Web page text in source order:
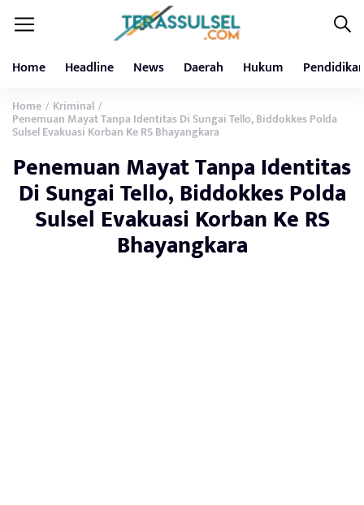
Home Headline News Daerah Hukum
Home / Kriminal /
Penemuan Mayat Tanpa Identitas Di Sungai Tello, Biddokkes Polda
Sulsel Evakuasi Korban Ke RS Bhayangkara
Penemuan Mayat Tanpa Identitas
Di Sungai Tello, Biddokkes Polda
Sulsel Evakuasi Korban Ke RS
Bhayangkara